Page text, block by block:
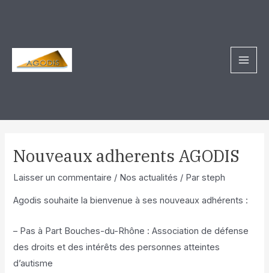
Nouveaux adherents AGODIS
Laisser un commentaire / Nos actualités / Parsteph
Agodis souhaite la bienvenue à ses nouveaux adhérents :
– Pas à Part Bouches-du-Rhône : Association de défense
des droits et des intérêts des personnes atteintes
d’autisme